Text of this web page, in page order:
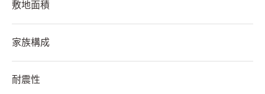
敷地面積
家族構成
耐震性